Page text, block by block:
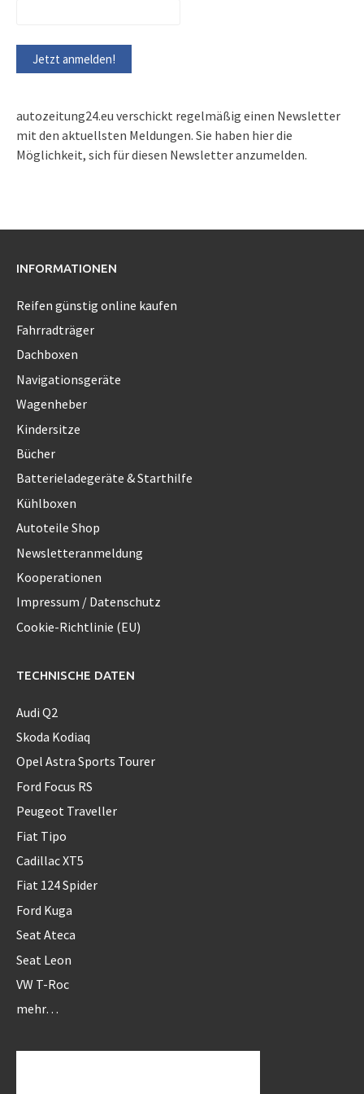
autozeitung24.eu verschickt regelmäßig einen Newsletter
mit den aktuellsten Meldungen. Sie haben hier die
Möglichkeit, sich für diesen Newsletter anzumelden.
INFORMATIONEN
Reifen günstig online kaufen
Fahrradträger
Dachboxen
Navigationsgeräte
Wagenheber
Kindersitze
Bücher
Batterieladegeräte & Starthilfe
Kühlboxen
Autoteile Shop
Newsletteranmeldung
Kooperationen
Impressum / Datenschutz
Cookie-Richtlinie (EU)
TECHNISCHE DATEN
Audi Q2
Skoda Kodiaq
Opel Astra Sports Tourer
Ford Focus RS
Peugeot Traveller
Fiat Tipo
Cadillac XT5
Fiat 124 Spider
Ford Kuga
Seat Ateca
Seat Leon
VW T-Roc
mehr…